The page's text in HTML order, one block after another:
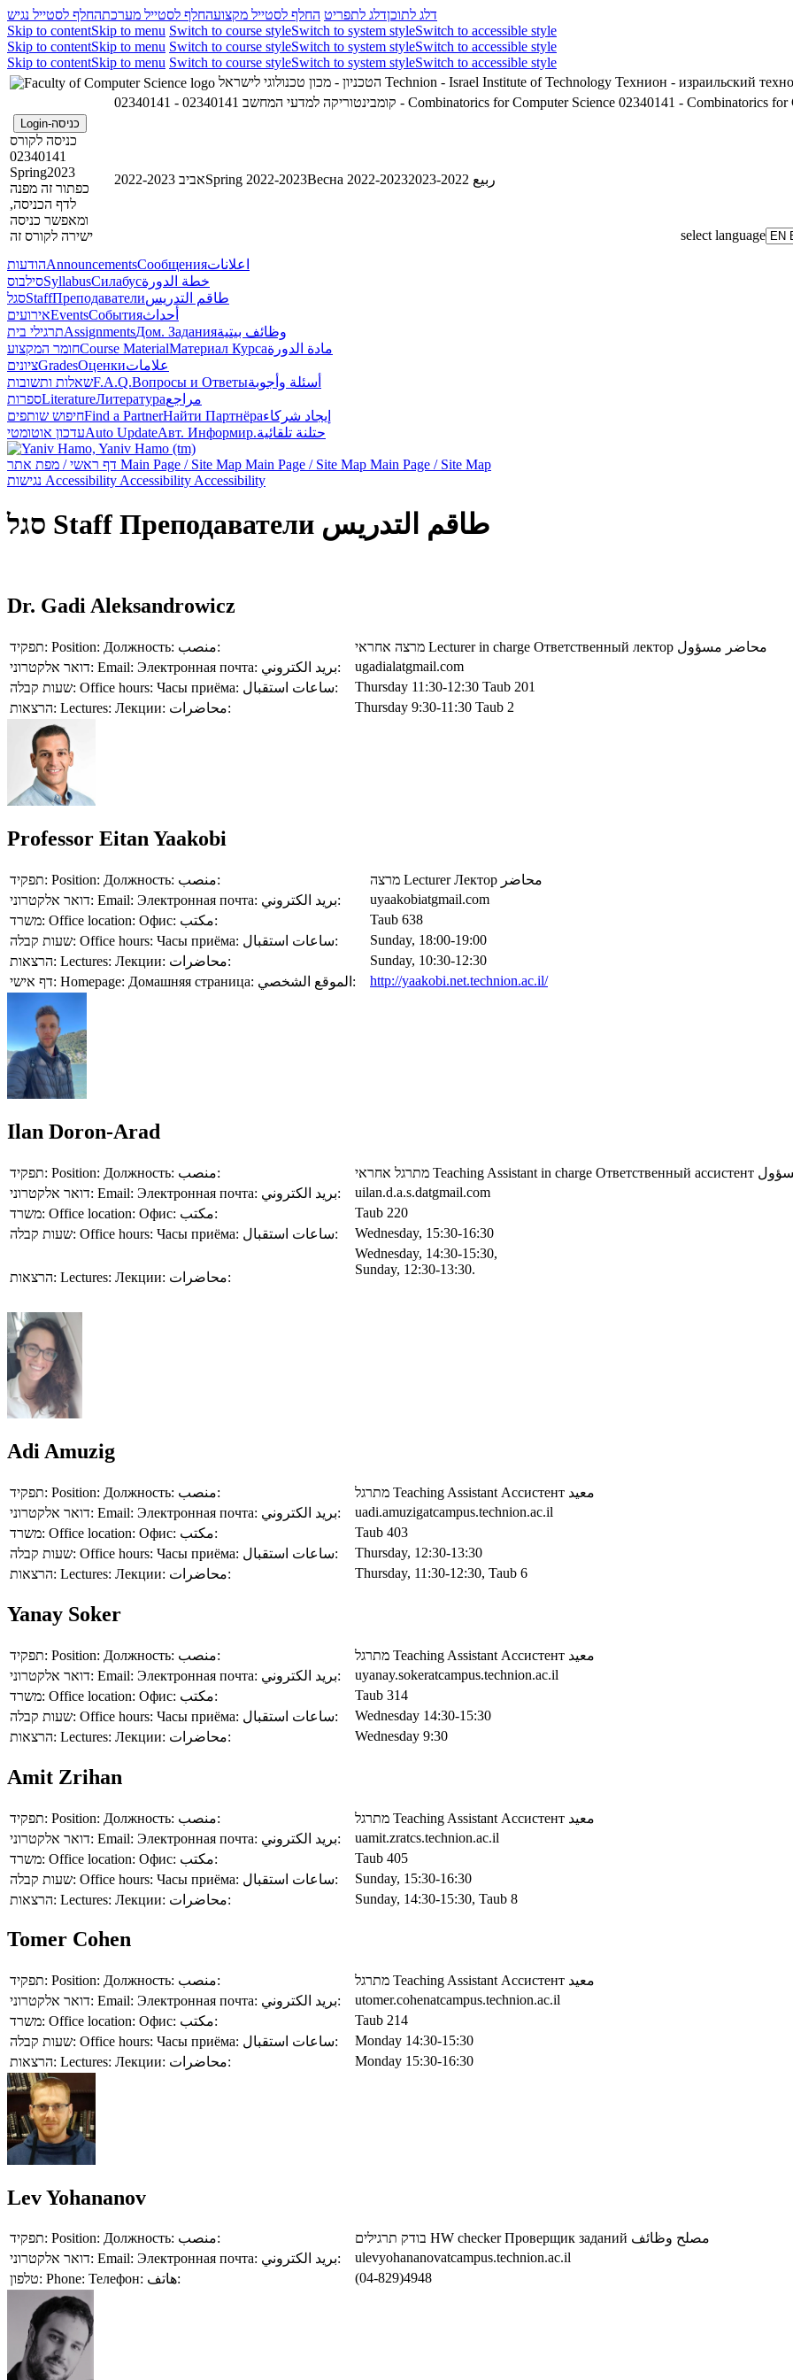
דלג לתוכןדלג לתפריט החלף לסטייל מקצועהחלף לסטייל מערכתהחלף לסטייל נגיש
Skip to contentSkip to menu Switch to course styleSwitch to system styleSwitch to accessible style
Skip to contentSkip to menu Switch to course styleSwitch to system styleSwitch to accessible style
Skip to contentSkip to menu Switch to course styleSwitch to system styleSwitch to accessible style
Technion - Israel Institute of Technology Технион - израильский
02340141 - קומבינטוריקה למדעי המחשב 02340141 - Combinatorics for Computer Science 02340141 - Combinatorics for
כניסה-Login
כניסה לקורס
02340141
Spring2023
כפתור זה מפנה
לדף הכניסה,
ומאפשר כניסה
ישירה לקורס זה
אביב 2022-2023Spring 2022-2023Весна 2022-2023 ربيع 2022-2023
select language
הודעותAnnouncementsСообщенияاعلانات
סילבוסSyllabusСилабусخطة الدورة
סגלStaffПреподавателиطاقم التدريس
אירועיםEventsСобытияأحداث
תרגילי ביתAssignmentsДом. Заданияوظائف بيتية
חומר המקצועCourse MaterialМатериал Курсаمادة الدورة
ציוניםGradesОценкиعلامات
שאלות ותשובותF.A.Q.Вопросы и Ответыأسئلة وأجوبة
ספרותLiteratureЛитератураمراجع
חיפוש שותפיםFind a PartnerНайти Партнёраإيجاد شركاء
עדכון אוטומטיAuto UpdateАвт. Информир.حتلنة تلقائية
Main Page / Site Map Main Page / Site Map Main Page / Site Map
Accessibility Accessibility Accessibility
סגל Staff Преподаватели طاقم التدريس
Dr. Gadi Aleksandrowicz
תפקיד: Position: Должность: منصب: מרצה אחראי Lecturer in charge Ответственный лектор محاضر مسؤول
דואר אלקטרוני: Email: Электронная почта: بريد الكتروني:
ugadialatgmail.com
שעות קבלה: Office hours: Часы приёма: ساعات استقبال:
Thursday 11:30-12:30 Taub 201
הרצאות: Lectures: Лекции: محاضرات: Thursday 9:30-11:30 Taub 2
Professor Eitan Yaakobi
תפקיד: Position: Должность: منصب: מרצה Lecturer Лектор محاضر
דואר אלקטרוני: Email: Электронная почта: بريد الكتروني:
uyaakobiatgmail.com
משרד: Office location: Офис: مكتب:
Taub 638
שעות קבלה: Office hours: Часы приёма: ساعات استقبال:
Sunday, 18:00-19:00
הרצאות: Lectures: Лекции: محاضرات:
Sunday, 10:30-12:30
דף אישי: Homepage: Домашняя страница: الموقع الشخصي: http://yaakobi.net.technion.ac.il/
Ilan Doron-Arad
תפקיד: Position: Должность: منصب: מתרגל אחראי Teaching Assistant in charge Ответственный ассистент
דואר אלקטרוני: Email: Электронная почта: بريد الكتروني:
uilan.d.a.s.datgmail.com
משרד: Office location: Офис: مكتب:
Taub 220
שעות קבלה: Office hours: Часы приёма: ساعات استقبال: Wednesday, 15:30-16:30
הרצאות: Lectures: Лекции: محاضرات:
Wednesday, 14:30-15:30,
Sunday, 12:30-13:30.
Adi Amuzig
תפקיד: Position: Должность: منصب: מתרגל Teaching Assistant Ассистент معيد
דואר אלקטרוני: Email: Электронная почта: بريد الكتروني:
uadi.amuzigatcampus.technion.ac.il
משרד: Office location: Офис: مكتب:
Taub 403
שעות קבלה: Office hours: Часы приёма: ساعات استقبال:
Thursday, 12:30-13:30
הרצאות: Lectures: Лекции: محاضرات: Thursday, 11:30-12:30, Taub 6
Yanay Soker
תפקיד: Position: Должность: منصب: מתרגל Teaching Assistant Ассистент معيد
דואר אלקטרוני: Email: Электронная почта: بريد الكتروني:
uyanay.sokeratcampus.technion.ac.il
משרד: Office location: Офис: مكتب:
Taub 314
שעות קבלה: Office hours: Часы приёма: ساعات استقبال:
Wednesday 14:30-15:30
הרצאות: Lectures: Лекции: محاضرات: Wednesday 9:30
Amit Zrihan
תפקיד: Position: Должность: منصب: מתרגל Teaching Assistant Ассистент معيد
דואר אלקטרוני: Email: Электронная почта: بريد الكتروني:
uamit.zratcs.technion.ac.il
משרד: Office location: Офис: مكتب:
Taub 405
שעות קבלה: Office hours: Часы приёма: ساعات استقبال:
Sunday, 15:30-16:30
הרצאות: Lectures: Лекции: محاضرات: Sunday, 14:30-15:30, Taub 8
Tomer Cohen
תפקיד: Position: Должность: منصب: מתרגל Teaching Assistant Ассистент معيد
דואר אלקטרוני: Email: Электронная почта: بريد الكتروني:
utomer.cohenatcampus.technion.ac.il
משרד: Office location: Офис: مكتب:
Taub 214
שעות קבלה: Office hours: Часы приёма: ساعات استقبال:
Monday 14:30-15:30
הרצאות: Lectures: Лекции: محاضرات: Monday 15:30-16:30
Lev Yohananov
תפקיד: Position: Должность: منصب: בודק תרגילים HW checker Проверщик заданий مصلح وظائف
דואר אלקטרוני: Email: Электронная почта: بريد الكتروني:
ulevyohananovatcampus.technion.ac.il
טלפון: Phone: Телефон: هاتف: (04-829)4948